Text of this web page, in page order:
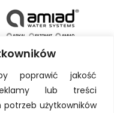
poprawić jakość
lub treści
użytkowników